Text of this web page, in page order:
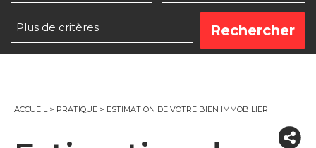
ACCUEIL> PRATIQUE > ESTIMATION DE VOTRE BIEN IMMOBILIER